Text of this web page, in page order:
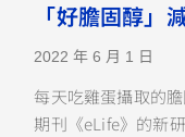
「好膽固醇」
2022 年 6 月 1 日
每天吃雞蛋攝取的
期刊《eLife》的新